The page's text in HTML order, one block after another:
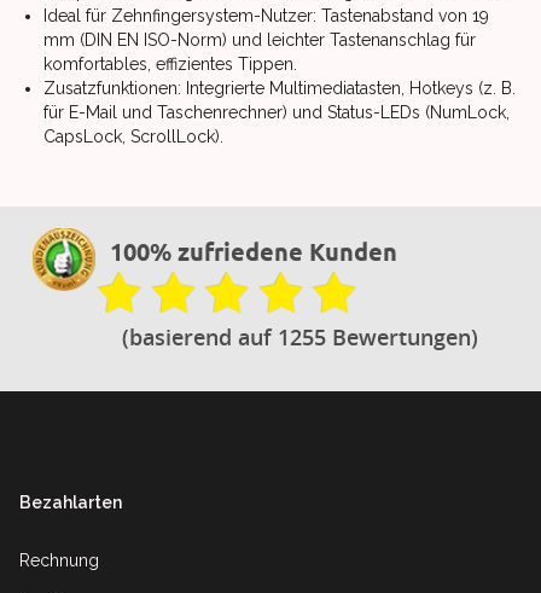
Ideal für Zehnfingersystem-Nutzer: Tastenabstand von 19
mm (DIN EN ISO-Norm) und leichter Tastenanschlag für
komfortables, effizientes Tippen.
Zusatzfunktionen: Integrierte Multimediatasten, Hotkeys (z. B.
für E-Mail und Taschenrechner) und Status-LEDs (NumLock,
CapsLock, ScrollLock).
100% zufriedene Kunden
(basierend auf 1255 Bewertungen)
Bezahlarten
Rechnung